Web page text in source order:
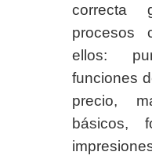
correcta
procesos
ellos:
funciones
precio,
básicos,